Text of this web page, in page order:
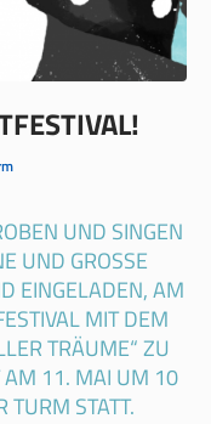
UND SINGEN
UND GROSSE S
AM 2
MIT DEM N
TRÄUME“ ZU E
11. MAI UM 10 U
STATT.